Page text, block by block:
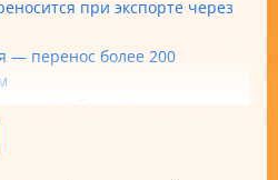
при экспорте через
— перенос более 200
формата vCard и